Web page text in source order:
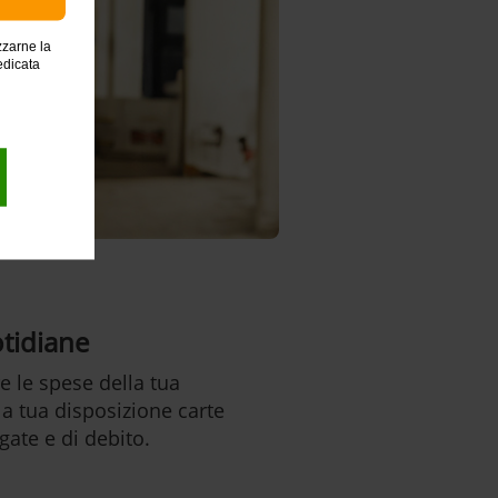
la
le spese della tua
tua disposizione carte
e di debito.